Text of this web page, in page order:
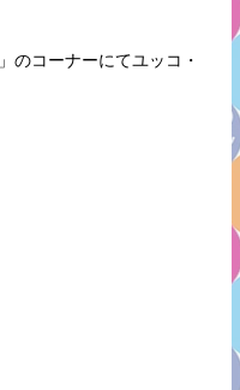
コーナーにてユッコ・